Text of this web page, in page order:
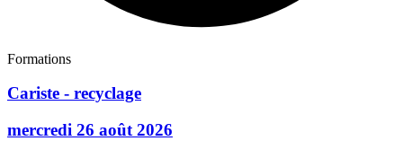
Formations
Cariste - recyclage
mercredi 26 août 2026